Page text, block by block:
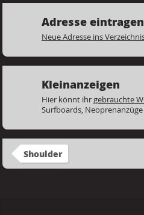
Adresse eintragen
Neue Adresse ins
Kleinanzeigen
Hier könnt ihrgebrauchte
Surfboards,
Shoulder